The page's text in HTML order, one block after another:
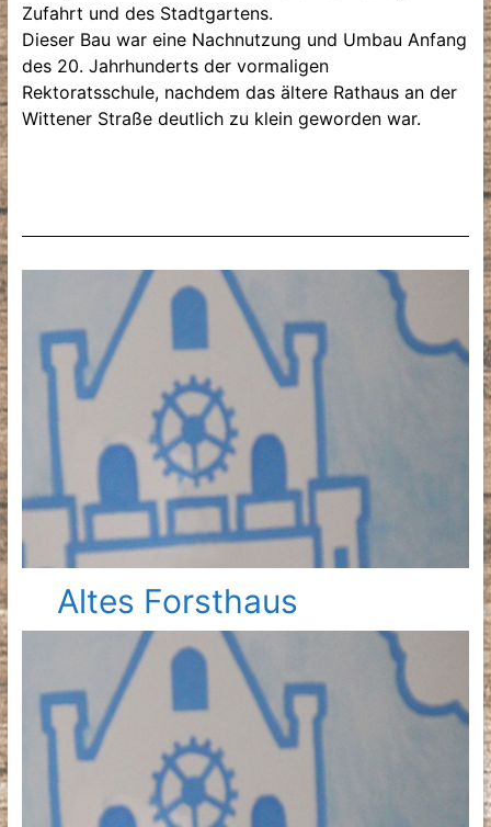
Zufahrt und des Stadtgartens.
Dieser Bau war eine Nachnutzung und Umbau Anfang
des 20. Jahrhunderts der vormaligen
Rektoratsschule, nachdem das ältere Rathaus an der
Wittener Straße deutlich zu klein geworden war.
Altes Forsthaus